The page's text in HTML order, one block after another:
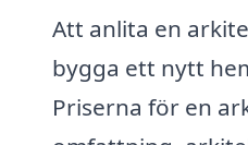
Att anlita en
bygga ett nytt
Priserna för en